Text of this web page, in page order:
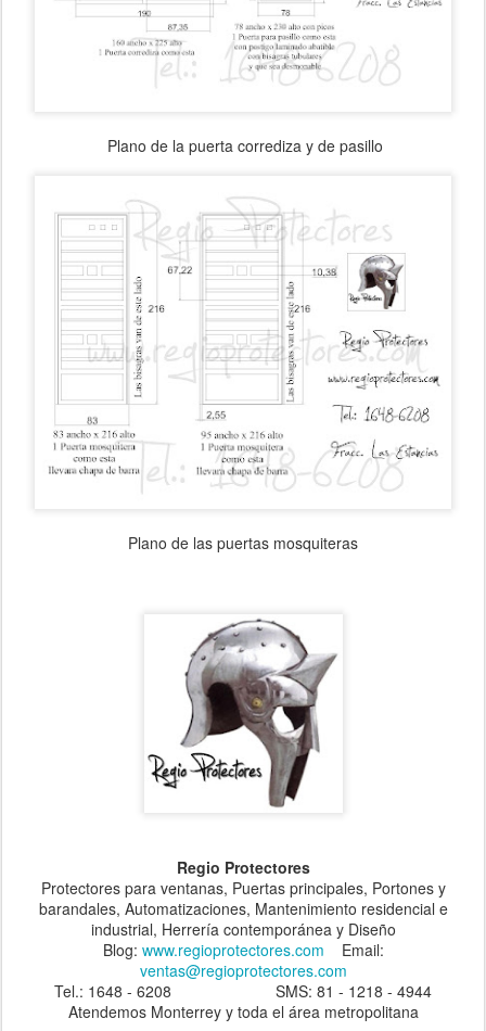
Plano de la puerta corrediza y de pasillo
Plano de las puertas mosquiteras
Regio Protectores
Protectores para ventanas, Puertas principales, Portones y
barandales, Automatizaciones, Mantenimiento residencial e
industrial, Herrería contemporánea y Diseño
Blog: www.regioprotectores.com Email:
ventas@regioprotectores.com
Tel.: 1648 - 6208 SMS: 81 - 1218 - 4944
Atendemos Monterrey y toda el área metropolitana